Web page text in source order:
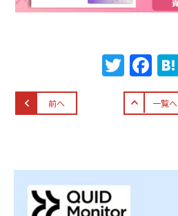
T
w
itt
F
a
c
o
前へ 一覧へ